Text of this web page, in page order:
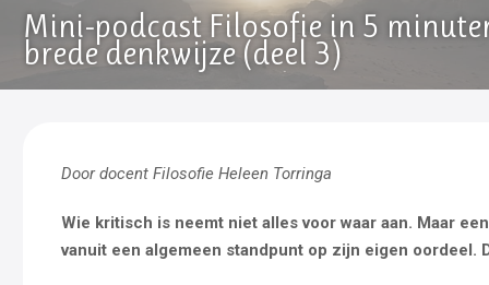
Mini-podcast Filosofie in 5
brede denkwijze (deel 3)
Door docent Filosofie Heleen Torringa
Wie kritisch is neemt niet alles voor waar aan. Maar
vanuit een algemeen standpunt op zijn eigen oordeel.